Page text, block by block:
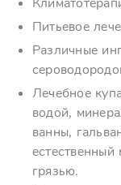
Питьевое
Различные
Лечебное
водой,
ванны,
грязью.